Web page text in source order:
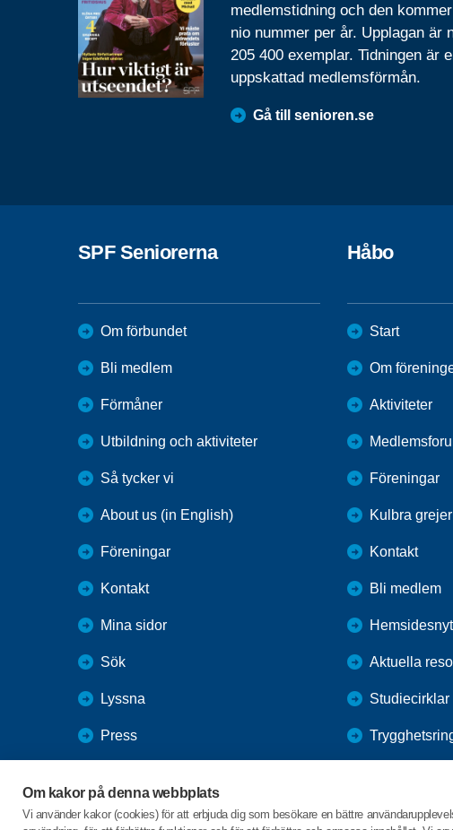
Om kakor på denna webbplats
Vi använder kakor (cookies) för att erbjuda dig som besökare en bättre
medlemstidning och den
nio nummer per år. Upplagan är
205 400 exemplar. Tidningen är
uppskattad medlemsförmån.
Gå till senioren.se
SPF Seniorerna
Om förbundet
Bli medlem
Förmåner
Utbildning och aktiviteter
Så tycker vi
About us (in English)
Föreningar
Kontakt
Mina sidor
Sök
Lyssna
Press
SPF Seniorernas intranät
Håbo
Start
Om
Aktiviteter
Föreningar
Kulbra grejer
Kontakt
Bli medlem
Aktuella
Studiecirklar